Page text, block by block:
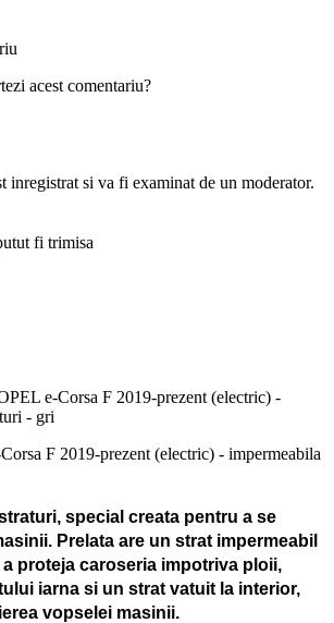
acest comentariu?
inregistrat si va fi examinat de un moderator.
fi trimisa
F 2019-prezent (electric) - impermeabila
special creata pentru a se
Prelata are un strat impermeabil
a proteja caroseria impotriva ploii,
iarna si un strat vatuit la interior,
vopselei masinii.